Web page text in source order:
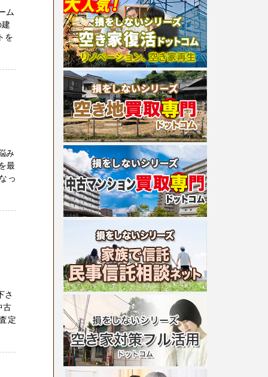
ム
を
み
最
っ
さ
古
定